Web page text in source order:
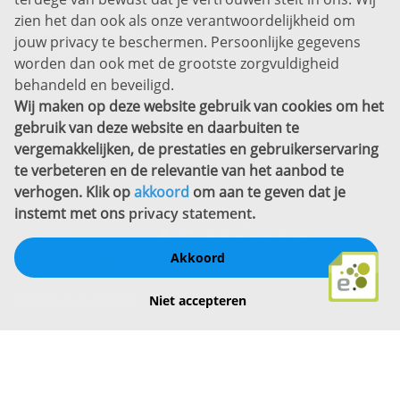
Privacyverklaring
Sitemap
Copyright
Bekijk ook eens
zien het dan ook als onze verantwoordelijkheid om
jouw privacy te beschermen. Persoonlijke gegevens
worden dan ook met de grootste zorgvuldigheid
behandeld en beveiligd.
Wij maken op deze website gebruik van cookies om het
gebruik van deze website en daarbuiten te
vergemakkelijken, de prestaties en gebruikerservaring
te verbeteren en de relevantie van het aanbod te
verhogen. Klik opakkoord om aan te geven dat je
instemt met ons privacy statement.
Akkoord
Niet accepteren